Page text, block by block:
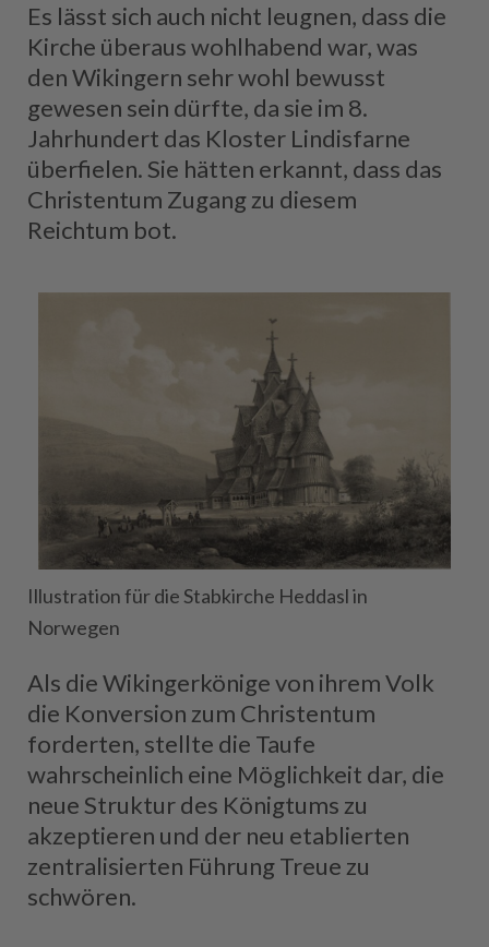
Es lässt sich auch nicht leugnen, dass die
Kirche überaus wohlhabend war, was
den Wikingern sehr wohl bewusst
gewesen sein dürfte, da sie im 8.
Jahrhundert das Kloster Lindisfarne
überfielen. Sie hätten erkannt, dass das
Christentum Zugang zu diesem
Reichtum bot.
Illustration für die Stabkirche Heddasl in
Norwegen
Als die Wikingerkönige von ihrem Volk
die Konversion zum Christentum
forderten, stellte die Taufe
wahrscheinlich eine Möglichkeit dar, die
neue Struktur des Königtums zu
akzeptieren und der neu etablierten
zentralisierten Führung Treue zu
schwören.